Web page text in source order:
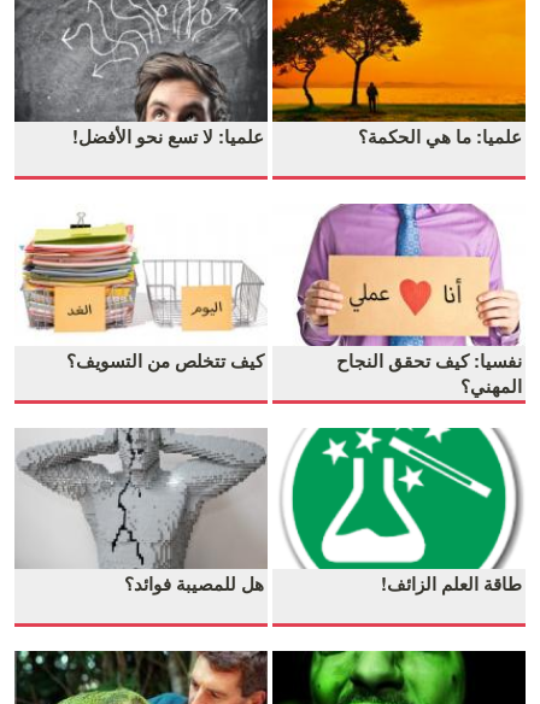
علميا: ما هي الحكمة؟ علميا: لا تسع نحو الأفضل!
نفسيا: كيف تحقق النجاح
المهني؟
كيف تتخلص من التسويف؟
طاقة العلم الزائف! هل للمصيبة فوائد؟